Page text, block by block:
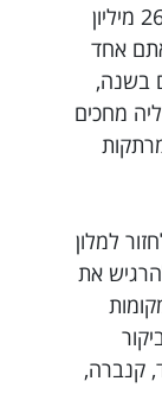
מרהיבה מדינה עם אווירה שונה ועם 26 מיליון
אחד
בשנה,
מחכים
למלון
את
קנברה,